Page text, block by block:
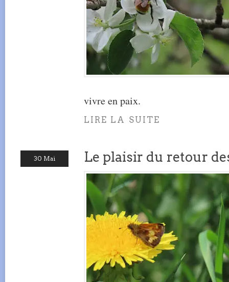
vivre en paix.
LIRE LA SUITE
30 Mai Le plaisir du retour